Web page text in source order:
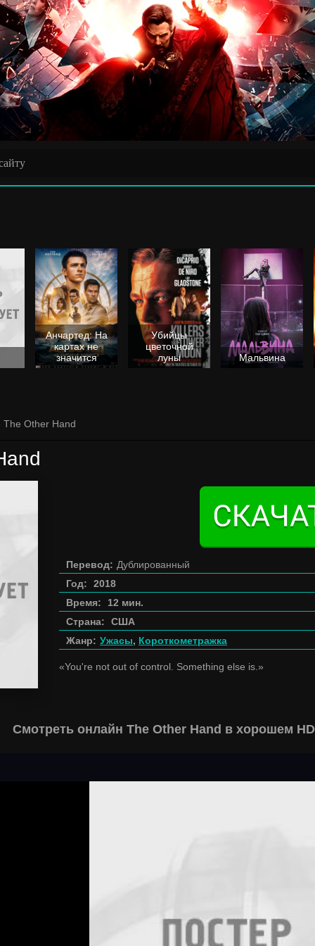
Анчартед: На
картах не
значится
Убийцы
цветочной
луны
Мальвина
The Other Hand
Перевод: Дублированный
Год:
2018
Время:
12 мин.
Страна:
США
Жанр: Ужасы, Короткометражка
«You're not out of control. Something else is.»
Смотреть онлайн The Other Hand в хорошем